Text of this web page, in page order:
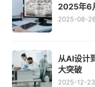
2025年6
2025-08-
从AI设计
大突破
2025-12-23